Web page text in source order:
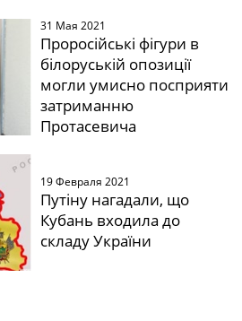
31 Мая 2021
Проросійські фігури в
білоруській опозиції
могли умисно посприяти
затриманню
Протасевича
19 Февраля 2021
Путіну нагадали, що
Кубань входила до
складу України